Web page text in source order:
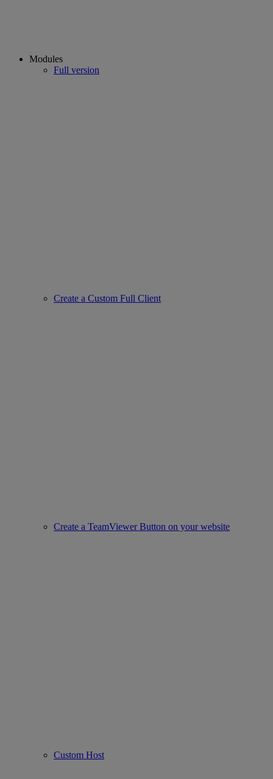
Modules
Full version
Create a Custom Full Client
Create a TeamViewer Button on your website
Custom Host